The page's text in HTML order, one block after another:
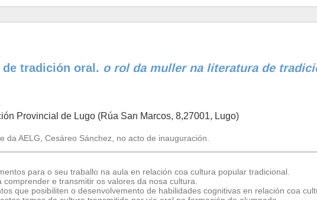
tradición oral. o rol da muller na literatura de
Provincial de Lugo (Rúa San Marcos, 8,27001, Lugo)
da AELG, Cesáreo Sánchez, no acto de inauguración.
para o seu traballo na aula en relación coa cultura popular tradicional.
e transmitir os valores da nosa cultura.
que posibiliten o desenvolvemento de habilidades cognitivas en relación coa